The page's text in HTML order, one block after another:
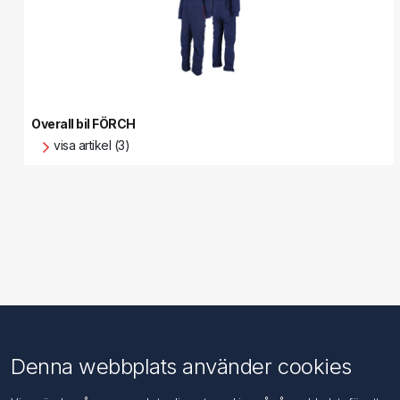
Overall bil FÖRCH
visa artikel (3)
Information Kundtjänst
Denna webbplats använder cookies